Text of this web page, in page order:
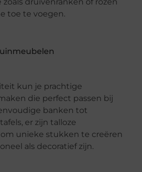
toe te voegen.
kun je prachtige
die perfect passen bij
banken tot
er zijn talloze
unieke stukken te creëren
als decoratief zijn.